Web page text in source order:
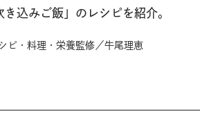
込みご飯」のレシピを紹介。
・料理・栄養監修／牛尾理恵